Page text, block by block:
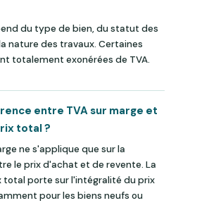
du type de bien, du statut des
nature des travaux. Certaines
totalement exonérées de TVA.
entre TVA sur marge et
total ?
ne s'applique que sur la
le prix d'achat et de revente. La
total porte sur l'intégralité du prix
pour les biens neufs ou